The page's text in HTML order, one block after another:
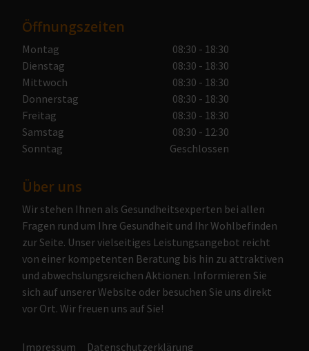
Öffnungszeiten
Montag
08:30 - 18:30
Dienstag
08:30 - 18:30
Mittwoch
08:30 - 18:30
Donnerstag
08:30 - 18:30
Freitag
08:30 - 18:30
Samstag
08:30 - 12:30
Sonntag
Geschlossen
Über uns
Wir stehen Ihnen als Gesundheitsexperten bei allen
Fragen rund um Ihre Gesundheit und Ihr Wohlbefinden
zur Seite. Unser vielseitiges Leistungsangebot reicht
von einer kompetenten Beratung bis hin zu attraktiven
und abwechslungsreichen Aktionen. Informieren Sie
sich auf unserer Website oder besuchen Sie uns direkt
vor Ort. Wir freuen uns auf Sie!
Impressum Datenschutzerklärung